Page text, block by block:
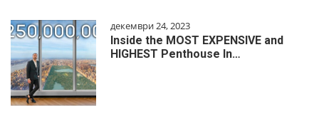
декември 24, 2023
Inside the MOST EXPENSIVE and
HIGHEST Penthouse In…